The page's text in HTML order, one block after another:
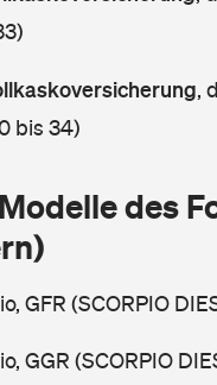
,
bis 34)
des
GFR (SCORPIO
GGR (SCORPIO